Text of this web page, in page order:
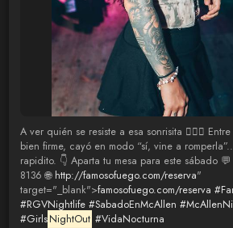
A ver quién se resiste a esa sonrisita 😮‍🔥✨
bien firme, cayó en modo “sí, vine a
rapidito. 👇 Aparta tu mesa para este sábado
8136 🌐 http://famosofuego.com/reserva"
target="_blank">famosofuego.com/reserva
#RGVNightlife #SabadoEnMcAllen
#GirlsNightOut #VidaNocturna